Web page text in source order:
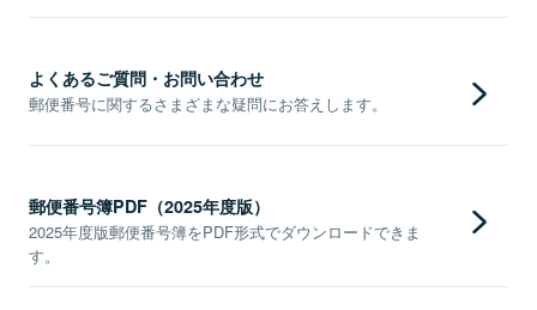
よくあるご質問・お問い合わせ
郵便番号に関するさまざまな疑問にお答えします。
郵便番号簿PDF（2025年度版）
2025年度版郵便番号簿をPDF形式でダウンロードできま
す。